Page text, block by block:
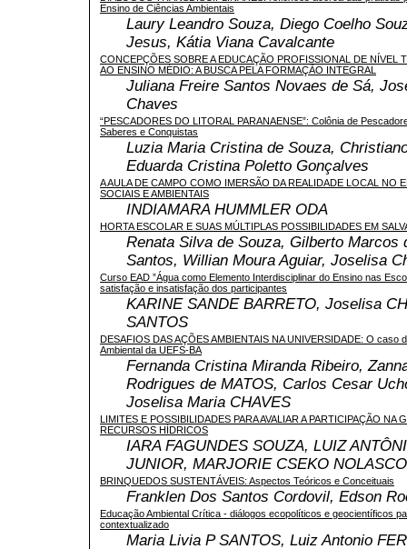
Ensino de Ciências Ambientais
Laury Leandro Souza, Diego Coelho
Jesus, Kátia Viana Cavalcante
CONCEPÇÕES SOBRE A EDUCAÇÃO PROFISSIONAL DE NÍVEL
AO ENSINO MÉDIO: A BUSCA PELA FORMAÇÃO INTEGRAL
Juliana Freire Santos Novaes de Sá,
Chaves
“PESCADORES DO LITORAL PARANAENSE”: Colônia de
Saberes e Conquistas
Luzia Maria Cristina de Souza,
Eduarda Cristina Poletto Gonçalves
A AULA DE CAMPO COMO IMERSÃO DA REALIDADE LOCAL NO
SOCIAIS E AMBIENTAIS
INDIAMARA HUMMLER ODA
HORTA ESCOLAR E SUAS MÚLTIPLAS POSSIBILIDADES EM
Renata Silva de Souza, Gilberto Marcos
Santos, Willian Moura Aguiar, Joselisa
Curso EAD ”Água como Elemento Interdisciplinar do Ensino nas
satisfação e insatisfação dos participantes
KARINE SANDE BARRETO, Joselisa
SANTOS
DESAFIOS DAS AÇÕES AMBIENTAIS NA UNIVERSIDADE: O caso
Ambiental da UEFS-BA
Fernanda Cristina Miranda Ribeiro,
Rodrigues de MATOS, Carlos Cesar
Joselisa Maria CHAVES
LIMITES E POSSIBILIDADES PARA AVALIAR A PARTICIPAÇÃO NA
RECURSOS HÍDRICOS
IARA FAGUNDES SOUZA, LUIZ
JUNIOR, MARJORIE CSEKO NOLASCO
BRINQUEDOS SUSTENTÁVEIS: Aspectos Teóricos e Conceituais
Franklen Dos Santos Cordovil, Edson
Educação Ambiental Crítica - diálogos ecopolíticos e geocientíficos
contextualizado
Maria Livia P SANTOS, Luiz Antonio